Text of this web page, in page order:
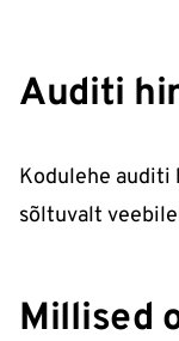
Auditi
Kodulehe auditi
sõltuvalt
Millised